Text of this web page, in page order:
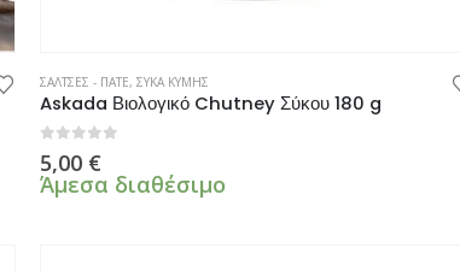
ΣΑΛΤΣΕΣ - ΠΑΤΕ, ΣΥΚΑ ΚΥΜΗΣ
Askada Βιολογικό Chutney Σύκου 180 g
5,00 €
Άμεσα διαθέσιμο